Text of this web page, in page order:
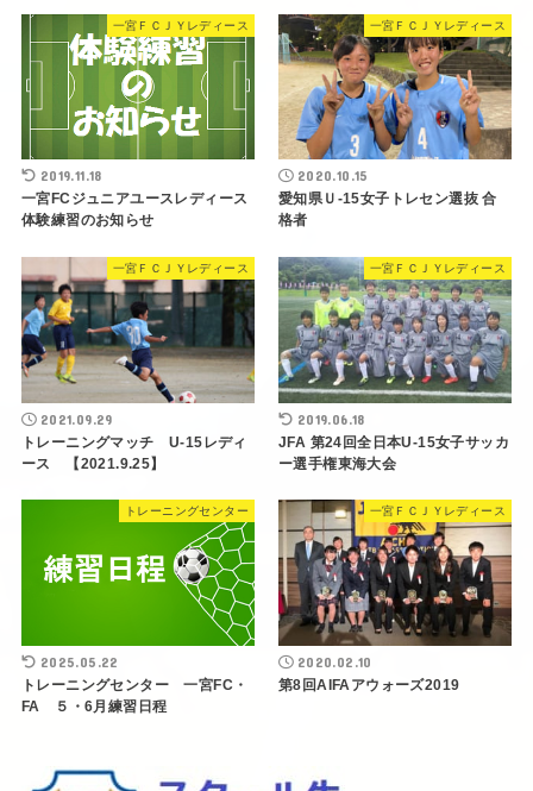
一宮ＦＣＪＹレディース
2019.11.18
一宮FCジュニアユースレディース
体験練習のお知らせ
一宮ＦＣＪＹレディース
2020.10.15
愛知県Ｕ-15女子トレセン選抜 合
格者
一宮ＦＣＪＹレディース
2021.09.29
トレーニングマッチ U-15レディ
ース 【2021.9.25】
一宮ＦＣＪＹレディース
2019.06.18
JFA 第24回全日本U-15女子サッカ
ー選手権東海大会
トレーニングセンター
2025.05.22
トレーニングセンター 一宮FC・
FA ５・6月練習日程
一宮ＦＣＪＹレディース
2020.02.10
第8回AIFAアウォーズ2019